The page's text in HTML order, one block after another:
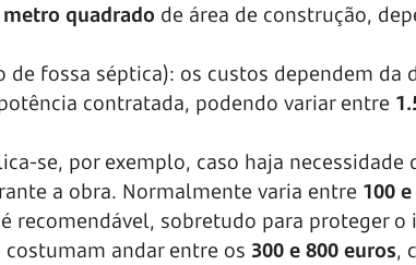
quadrado de área de construção,
de fossa séptica): os custos dependem da
contratada, podendo variar entre
se, por exemplo, caso haja necessidade
a obra. Normalmente varia entre 100
recomendável, sobretudo para proteger o
andar entre os 300 e 800 euros,